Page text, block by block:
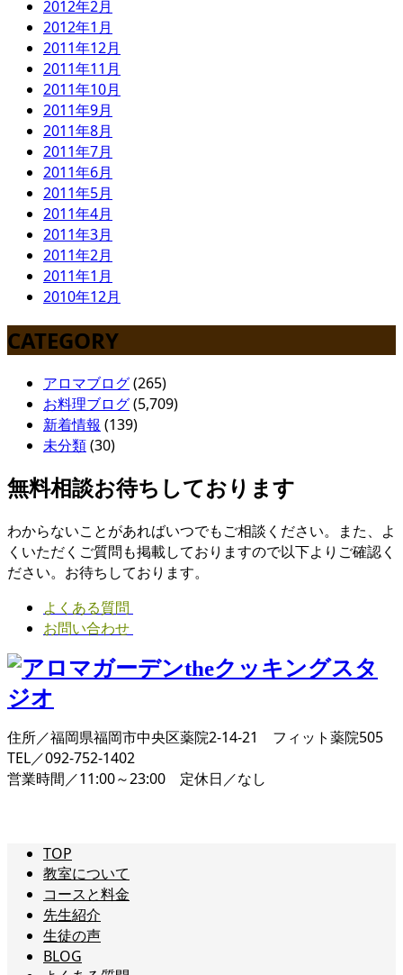
2012年2月
2012年1月
2011年12月
2011年11月
2011年10月
2011年9月
2011年8月
2011年7月
2011年6月
2011年5月
2011年4月
2011年3月
2011年2月
2011年1月
2010年12月
CATEGORY
アロマブログ(265)
お料理ブログ(5,709)
新着情報 (139)
未分類(30)
無料相談お待ちしております
わからないことがあればいつでもご相談ください。また、よ
くいただくご質問も掲載しておりますので以下よりご確認く
ださい。お待ちしております。
よくある質問
お問い合わせ
住所／福岡県福岡市中央区薬院2-14-21 フィット薬院505
TEL／092-752-1402
営業時間／11:00～23:00 定休日／なし
TOP
教室について
コースと料金
先生紹介
生徒の声
BLOG